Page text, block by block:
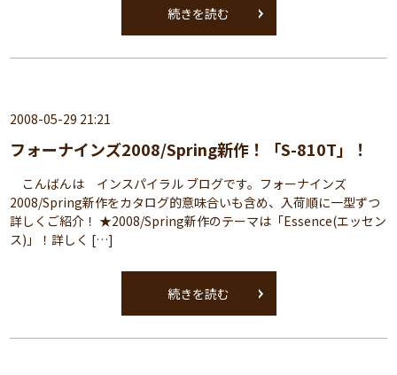
続きを読む
2008-05-29 21:21
フォーナインズ2008/Spring新作！「S-810T」！
こんばんは インスパイラル ブログです。フォーナインズ
2008/Spring新作をカタログ的意味合いも含め、入荷順に一型ずつ
詳しくご紹介！ ★2008/Spring新作のテーマは「Essence(エッセン
ス)」！詳しく […]
続きを読む